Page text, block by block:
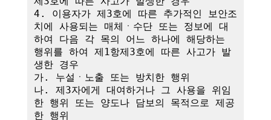
4. 이용자가 제3호에 따른 추가적인 보안조
치에 사용되는 매체ㆍ수단 또는 정보에 대
하여 다음 각 목의 어느 하나에 해당하는
행위를 하여 제1항제3호에 따른 사고가 발
생한 경우
가. 누설ㆍ노출 또는 방치한 행위
나. 제3자에게 대여하거나 그 사용을 위임
한 행위 또는 양도나 담보의 목적으로 제공
한 행위